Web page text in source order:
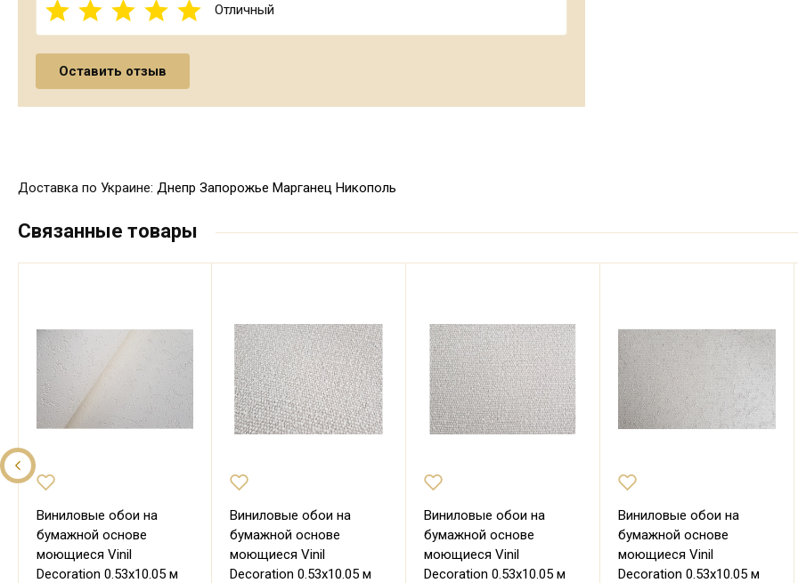
Отличный
Доставка по Украине: Днепр Запорожье Марганец Никополь
Связанные товары
Виниловые обои на
бумажной основе
моющиеся Vinil
Decoration 0.53х10.05 м
Виниловые обои на
бумажной основе
моющиеся Vinil
Decoration 0.53х10.05 м
Виниловые обои на
бумажной основе
моющиеся Vinil
Decoration 0.53х10.05 м
Виниловые обои на
бумажной основе
моющиеся Vinil
Decoration 0.53х10.05 м